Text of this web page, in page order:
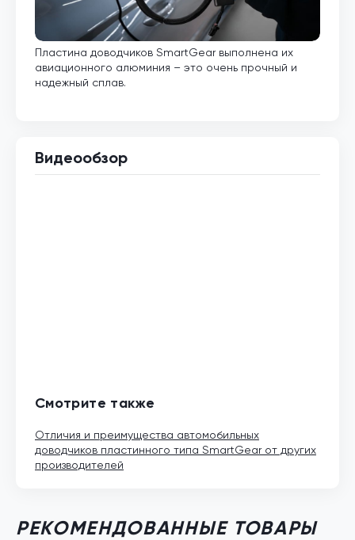
Пластина доводчиков SmartGear выполнена их
авиационного алюминия – это очень прочный и
надежный сплав.
Видеообзор
Смотрите также
Отличия и преимущества автомобильных
доводчиков пластинного типа SmartGear от других
производителей
РЕКОМЕНДОВАННЫЕ ТОВАРЫ